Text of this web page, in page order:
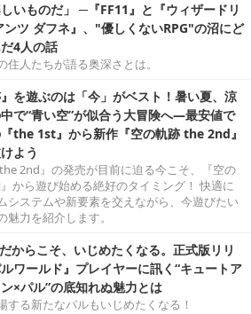
しいものだ」 ─『FF11』と『ウィザードリ
ンツ ダフネ』、"優しくないRPG"の沼にど
4人の話
住人たちが語る奥深さとは。
』を遊ぶのは「今」がベスト！暑い夏、涼
で“青い空”が似合う大冒険へ―最安値で
the 1st』から新作『空の軌跡 the 2nd』
よう
the 2nd』の発売が目前に迫る今こそ、『空の
から遊び始める絶好のタイミング！ 快適に
システムや新要素を交えながら、今遊びたい
魅力を紹介します。
からこそ、いじめたくなる。正式版リリ
ワールド』プレイヤーに訊く“キュートア
×パル”の底知れぬ魅力とは
する新たなパルもいじめたくなる！